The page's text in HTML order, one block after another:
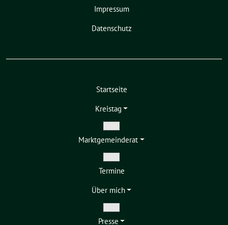
Impressum
Datenschutz
Startseite
Kreistag
Zeige
Untermenü
Markt­gemeinderat
Zeige
Untermenü
Termine
Über mich
Zeige
Presse